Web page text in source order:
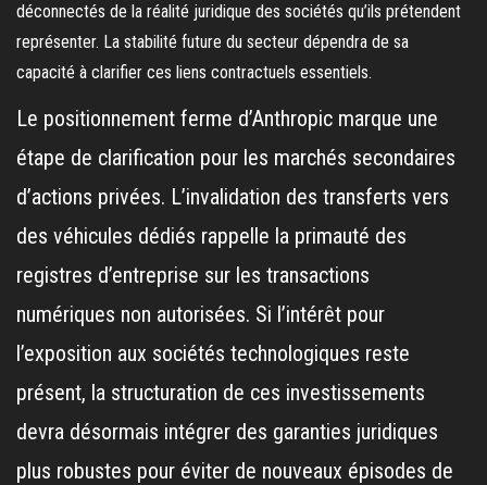
déconnectés de la réalité juridique des sociétés qu’ils prétendent
représenter. La stabilité future du secteur dépendra de sa
capacité à clarifier ces liens contractuels essentiels.
Le positionnement ferme d’Anthropic marque une
étape de clarification pour les marchés secondaires
d’actions privées. L’invalidation des transferts vers
des véhicules dédiés rappelle la primauté des
registres d’entreprise sur les transactions
numériques non autorisées. Si l’intérêt pour
l’exposition aux sociétés technologiques reste
présent, la structuration de ces investissements
devra désormais intégrer des garanties juridiques
plus robustes pour éviter de nouveaux épisodes de